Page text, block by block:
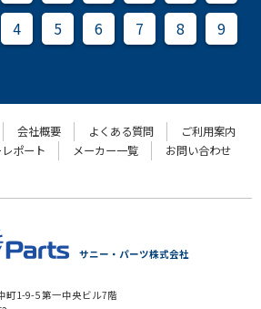
4 5 6 7 8
9
会社概要 よくある質問
ご利用案内
ポート メーカー一覧
お問い合わせ
サニー・パーツ株式会社
町1-9-5 第一中央ビル7階